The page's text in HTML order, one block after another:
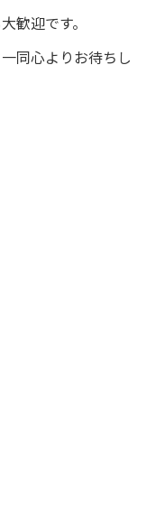
歓迎です。
同心よりお待ちし